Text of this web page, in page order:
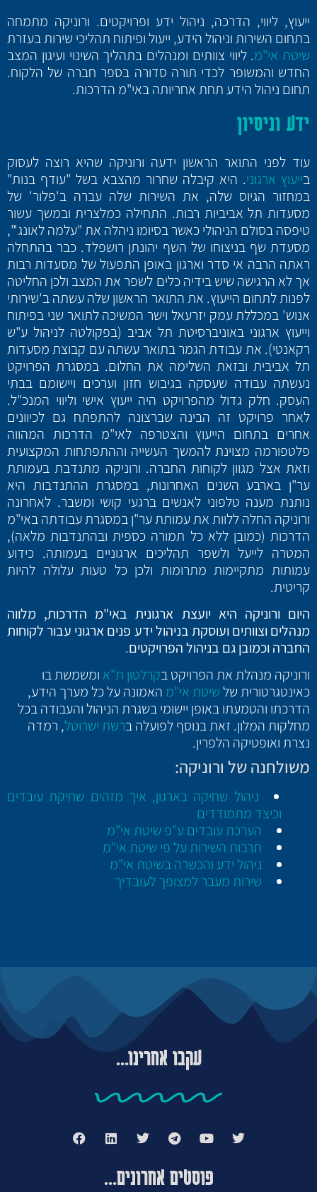
ייעוץ, ליווי, הדרכה, ניהול ידע ופרויקטים. ורוניקה מתמחה
בתחום השירות וניהול הידע, ייעול ופיתוח תהליכי שירות בעזרת
שיטת אי"מ. ליווי צוותים ומנהלים בתהליך השינוי ועיגון המצב
החדש והמשופר לכדי תורה סדורה בספר חברה של הלקוח.
תחום ניהול הידע תחת אחריותה באי"מ הדרכות.
ידע וניסיון
עוד לפני התואר הראשון ידעה ורוניקה שהיא רוצה לעסוק
בייעוץ ארגוני. היא קיבלה שחרור מהצבא בשל "עודף בנות"
במחזור הגיוס שלה, את השירות שלה עברה ב'פלור' של
מסעדות תל אביביות רבות. התחילה כמלצרית ובמשך עשור
טיפסה בסולם הניהולי כאשר בסיומו ניהלה את "עלמה לאונג'",
מסעדת שף בניצוחו של השף יהונתן רושפלד. כבר בהתחלה
ראתה הרבה אי סדר וארגון באופן התפעול של מסעדות רבות
אך לא הרגישה שיש בידיה כלים לשפר את המצב ולכן החליטה
לפנות לתחום הייעוץ. את התואר הראשון שלה עשתה ב'שירותי
אנוש' במכללת עמק יזרעאל וישר המשיכה לתואר שני בפיתוח
וייעוץ ארגוני באוניברסיטת תל אביב (בפקולטה לניהול ע"ש
רקאנטי). את עבודת הגמר בתואר עשתה עם קבוצת מסעדות
תל אביבית ובזאת השלימה את החלום. במסגרת הפרויקט
נעשתה עבודה שעסקה בגיבוש חזון וערכים ויישומם בבתי
העסק. חלק גדול מהפרויקט היה ייעוץ אישי וליווי המנכ"ל.
לאחר פרויקט זה הבינה שברצונה להתפתח גם לכיוונים
אחרים בתחום הייעוץ והצטרפה לאי"מ הדרכות המהווה
פלטפורמה מצוינת להמשך העשייה וההתפתחות המקצועית
וזאת אצל מגוון לקוחות החברה. ורוניקה מתנדבת בעמותת
ער"ן בארבע השנים האחרונות, במסגרת ההתנדבות היא
נותנת מענה טלפוני לאנשים ברגעי קושי ומשבר. לאחרונה
ורוניקה החלה ללוות את עמותת ער"ן במסגרת עבודתה באי"מ
הדרכות (כמובן ללא כל תמורה כספית ובהתנדבות מלאה),
המטרה לייעל ולשפר תהליכים ארגוניים בעמותה. כידוע
עמותות מתקיימות מתרומות ולכן כל טעות עלולה להיות
קריטית.
היום ורוניקה היא יועצת ארגונית באי"מ הדרכות, מלווה
מנהלים וצוותים ועוסקת בניהול ידע פנים ארגוני עבור לקוחות
החברה וכמובן גם בניהול הפרויקטים.
ורוניקה מנהלת את הפרויקט בקרלטון ת"א ומשמשת בו
כאינטגרטורית שלשיטת אי"מ האמונה על כל מערך הידע,
הדרכתו והטמעתו באופן יישומי בשגרת הניהול והעבודה בכל
מחלקות המלון. זאת בנוסף לפועלה ברשת ישרוטל, רמדה
נצרת ואופטיקה הלפרין.
משולחנה של ורוניקה:
ניהול שחיקה בארגון, איך מזהים שחיקת עובדים
וכיצד מתמודדים
הערכת עובדים ע"פ שיטת אי"מ
תרבות השירות על פי שיטת אי"מ
ניהול ידע והכשרה בשיטת אי"מ
שירות מעבר למצופך לעובדיך
עקבו אחרינו...
פוסטים אחרונים...